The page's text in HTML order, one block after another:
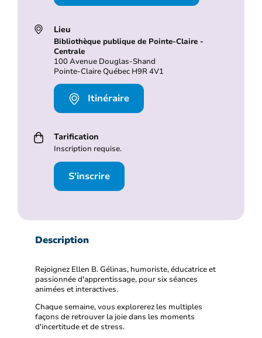
Lieu
Bibliothèque publique de Pointe-Claire -
Centrale
100 Avenue Douglas-Shand
Pointe-Claire Québec H9R 4V1
Itinéraire
Tarification
Inscription requise.
S'inscrire
Description
Rejoignez Ellen B. Gélinas, humoriste, éducatrice et
passionnée d'apprentissage, pour six séances
animées et interactives.
Chaque semaine, vous explorerez les multiples
façons de retrouver la joie dans les moments
d'incertitude et de stress.